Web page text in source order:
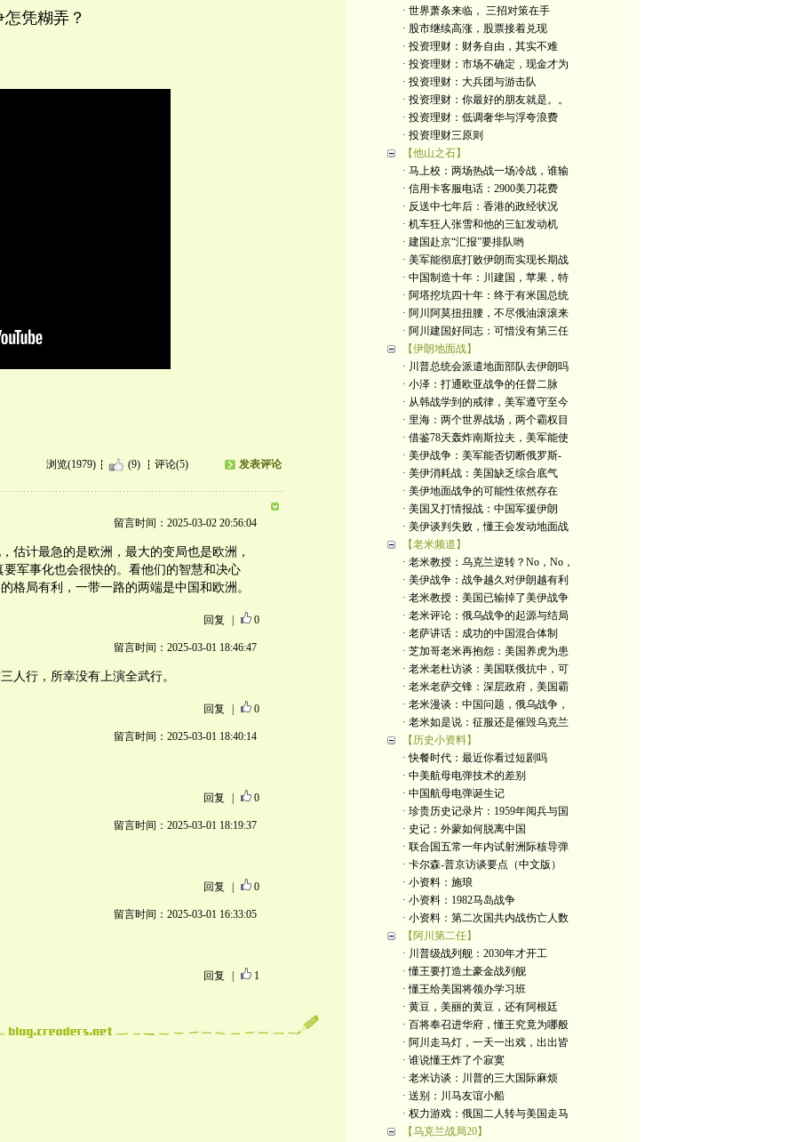
凭糊弄？
浏览(1979) (9) 评论(5) 发表评论
留言时间：2025-03-02 20:56:04
估计最急的是欧洲，最大的变局也是欧洲，
军事化也会很快的。看他们的智慧和决心
格局有利，一带一路的两端是中国和欧洲。
回复 0
留言时间：2025-03-01 18:46:47
人行，所幸没有上演全武行。
回复 0
留言时间：2025-03-01 18:40:14
回复 0
留言时间：2025-03-01 18:19:37
回复 0
留言时间：2025-03-01 16:33:05
回复 1
· 世界萧条来临， 三招对策在手
· 股市继续高涨，股票接着兑现
· 投资理财：财务自由，其实不难
· 投资理财：市场不确定，现金才为
· 投资理财：大兵团与游击队
· 投资理财：你最好的朋友就是。。
· 投资理财：低调奢华与浮夸浪费
· 投资理财三原则
【他山之石】
· 马上校：两场热战一场冷战，谁输
· 信用卡客服电话：2900美刀花费
· 反送中七年后：香港的政经状况
· 机车狂人张雪和他的三缸发动机
· 建国赴京“汇报”要排队哟
· 美军能彻底打败伊朗而实现长期战
· 中国制造十年：川建国，苹果，特
· 阿塔挖坑四十年：终于有米国总统
· 阿川阿莫扭扭腰，不尽俄油滚滚来
· 阿川建国好同志：可惜没有第三任
【伊朗地面战】
· 川普总统会派遣地面部队去伊朗吗
· 小泽：打通欧亚战争的任督二脉
· 从韩战学到的戒律，美军遵守至今
· 里海：两个世界战场，两个霸权目
· 借鉴78天轰炸南斯拉夫，美军能使
· 美伊战争：美军能否切断俄罗斯-
· 美伊消耗战：美国缺乏综合底气
· 美伊地面战争的可能性依然存在
· 美国又打情报战：中国军援伊朗
· 美伊谈判失败，懂王会发动地面战
【老米频道】
· 老米教授：乌克兰逆转？No，No，
· 美伊战争：战争越久对伊朗越有利
· 老米教授：美国已输掉了美伊战争
· 老米评论：俄乌战争的起源与结局
· 老萨讲话：成功的中国混合体制
· 芝加哥老米再抱怨：美国养虎为患
· 老米老杜访谈：美国联俄抗中，可
· 老米老萨交锋：深层政府，美国霸
· 老米漫谈：中国问题，俄乌战争，
· 老米如是说：征服还是催毁乌克兰
【历史小资料】
· 快餐时代：最近你看过短剧吗
· 中美航母电弹技术的差别
· 中国航母电弹诞生记
· 珍贵历史记录片：1959年阅兵与国
· 史记：外蒙如何脱离中国
· 联合国五常一年内试射洲际核导弹
· 卡尔森-普京访谈要点（中文版）
· 小资料：施琅
· 小资料：1982马岛战争
· 小资料：第二次国共内战伤亡人数
【阿川第二任】
· 川普级战列舰：2030年才开工
· 懂王要打造土豪金战列舰
· 懂王给美国将领办学习班
· 黄豆，美丽的黄豆，还有阿根廷
· 百将奉召进华府，懂王究竟为哪般
· 阿川走马灯，一天一出戏，出出皆
· 谁说懂王炸了个寂寞
· 老米访谈：川普的三大国际麻烦
· 送别：川马友谊小船
· 权力游戏：俄国二人转与美国走马
【乌克兰战局20】